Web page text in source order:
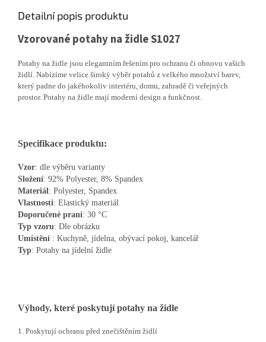
Detailní popis produktu
Vzorované potahy na židle S1027
Potahy na židle jsou elegantním řešením pro ochranu či obnovu vašich
židlí. Nabízíme velice široký výběr potahů z velkého množství barev,
který padne do jakéhokoliv interiéru, domu, zahradě či veřejných
prostor. Potahy na židle mají moderní design a funkčnost.
Specifikace produktu:
Vzor: dle výběru varianty
Složení: 92% Polyester, 8% Spandex
Materiál: Polyester, Spandex
Vlastnosti: Elastický materiál
Doporučené praní: 30 °C
Typ vzoru: Dle obrázku
Umístění : Kuchyně, jídelna, obývací pokoj, kancelář
Typ: Potahy na jídelní židle
Výhody, které poskytují potahy na židle
1. Poskytují ochranu před znečištěním židlí